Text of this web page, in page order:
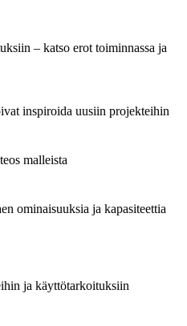
– katso erot toiminnassa ja
inspiroida uusiin projekteihin
malleista
ominaisuuksia ja kapasiteettia
ja käyttötarkoituksiin